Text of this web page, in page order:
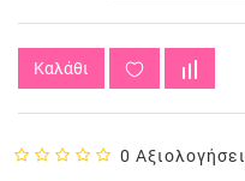
Καλάθι
0